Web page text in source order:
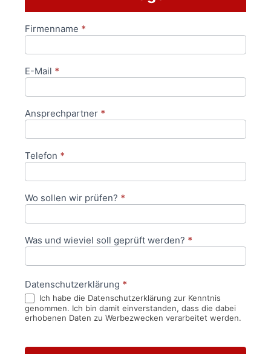
Anfrageformular
Firmenname *
E-Mail *
Ansprechpartner *
Telefon *
Wo sollen wir prüfen? *
Was und wieviel soll geprüft werden? *
Datenschutzerklärung *
Ich habe die Datenschutzerklärung zur Kenntnis
genommen. Ich bin damit einverstanden, dass die dabei
erhobenen Daten zu Werbezwecken verarbeitet werden.